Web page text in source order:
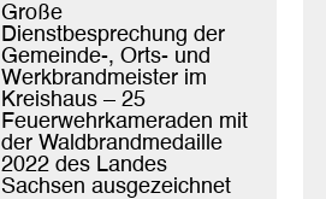
Große
Dienstbesprechung der
Gemeinde-, Orts- und
Werkbrandmeister im
Kreishaus – 25
Feuerwehrkameraden mit
der Waldbrandmedaille
2022 des Landes
Sachsen ausgezeichnet